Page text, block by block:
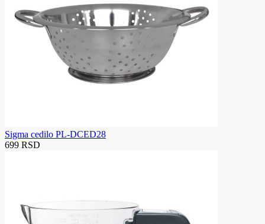
Sigma cedilo PL-DCED28
699 RSD